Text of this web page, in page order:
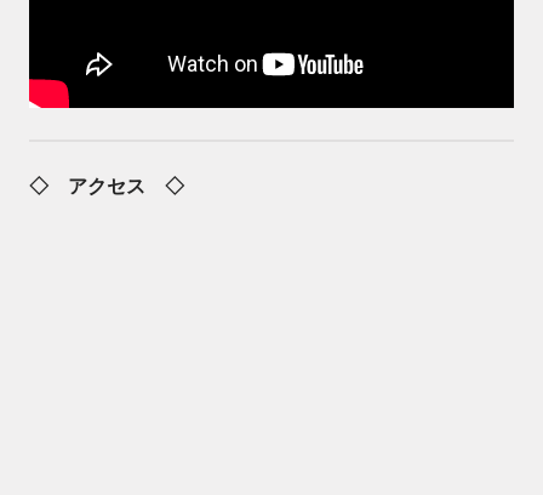
◇ アクセス ◇